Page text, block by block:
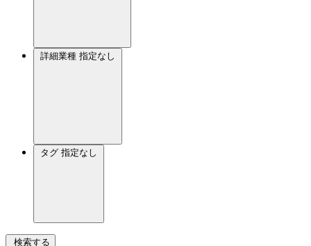
詳細業種 指定なし
タグ 指定なし
検索する